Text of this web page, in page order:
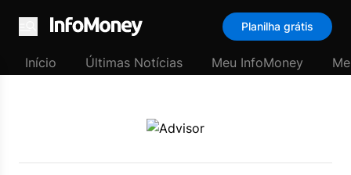
Menu
Planilha grátis
Início Últimas Notícias Meu InfoMoney